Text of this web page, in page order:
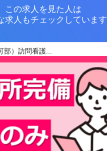
この求人を見た人は
求人もチェックしています
部）訪問看護...